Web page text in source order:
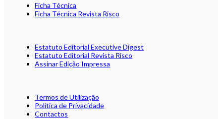
Ficha Técnica
Ficha Técnica Revista Risco
Estatuto Editorial Executive Digest
Estatuto Editorial Revista Risco
Assinar Edição Impressa
Termos de Utilização
Política de Privacidade
Contactos